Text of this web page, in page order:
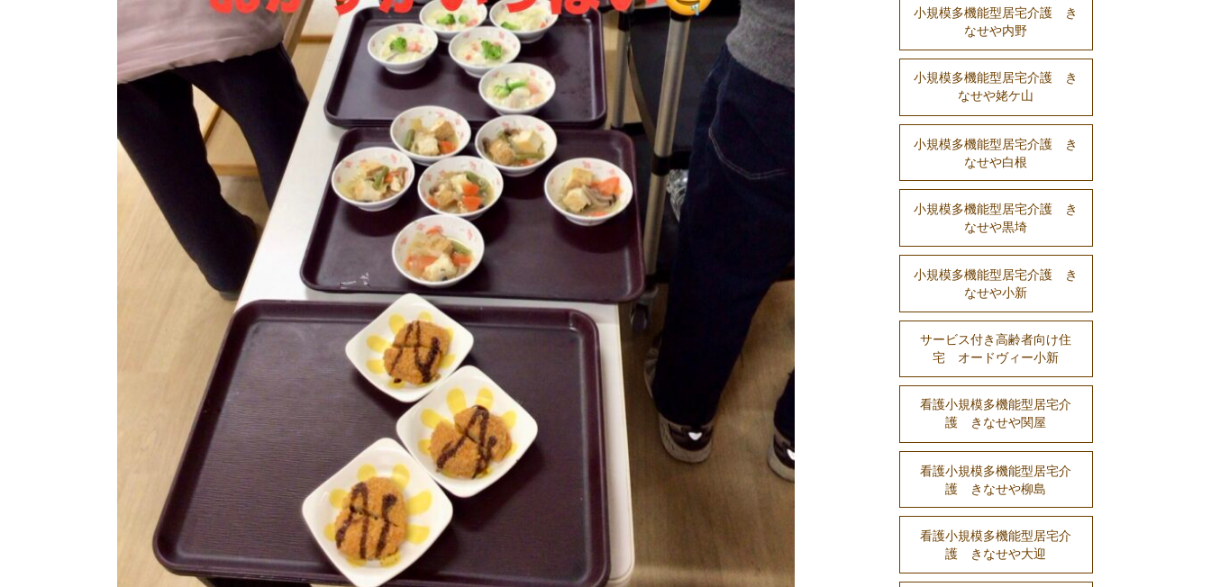
小規模多機能型居宅介護 き
なせや内野
小規模多機能型居宅介護 き
なせや姥ケ山
小規模多機能型居宅介護 き
なせや白根
小規模多機能型居宅介護 き
なせや黒埼
小規模多機能型居宅介護 き
なせや小新
サービス付き高齢者向け住
宅 オードヴィー小新
看護小規模多機能型居宅介
護 きなせや関屋
看護小規模多機能型居宅介
護 きなせや柳島
看護小規模多機能型居宅介
護 きなせや大迎